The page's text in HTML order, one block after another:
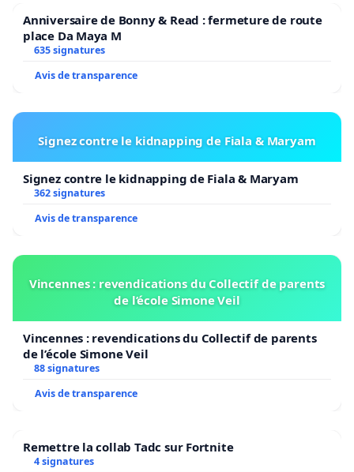
assombrissent leur avenir.
d’ajustement.
Investir dans l'éducation de nos enfants, c'est
Bruxelles et sa capacité à se développer[xiii].
Messieurs et Mesdames politiques de la majorité,
Madame Lescrenier, Madame Glatigny, retirez vos
réformes mortifères.
Soyez audacieux.ses ! Osez supprimer la dette.
Ou a minima soyez courageux.ses ! Osez demander
un refinancement des entités fédérées.
Anniversaire de Bonny & Read : fermeture de route
place Da Maya M
635 signatures
Avis de transparence
Signez contre le kidnapping de Fiala & Maryam
Signez contre le kidnapping de Fiala & Maryam
362 signatures
Avis de transparence
Vincennes : revendications du Collectif de parents
de l’école Simone Veil
Vincennes : revendications du Collectif de parents
de l’école Simone Veil
88 signatures
Avis de transparence
Remettre la collab Tadc sur Fortnite
4 signatures